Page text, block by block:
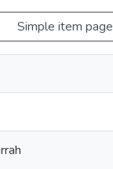
Simple item page